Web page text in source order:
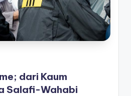
dari Kaum
Salafi-Wahabi